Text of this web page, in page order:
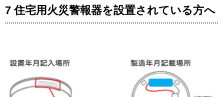
7 住宅用火災警報器を設置されている方へ